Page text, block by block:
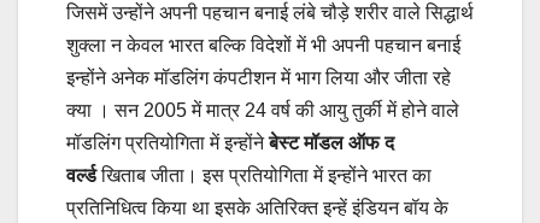
जिसमें उन्होंने अपनी पहचान बनाई लंबे चौड़े शरीर वाले सिद्धार्थ
शुक्ला न केवल भारत बल्कि विदेशों में भी अपनी पहचान बनाई
इन्होंने अनेक मॉडलिंग कंपटीशन में भाग लिया और जीता रहे
क्या । सन 2005 में मात्र 24 वर्ष की आयु तुर्की में होने वाले
मॉडलिंग प्रतियोगिता में इन्होंनेबेस्ट मॉडल ऑफ द
वर्ल्डखिताब जीता। इस प्रतियोगिता में इन्होंने भारत का
प्रतिनिधित्व किया था इसके अतिरिक्त इन्हें इंडियन बॉय के